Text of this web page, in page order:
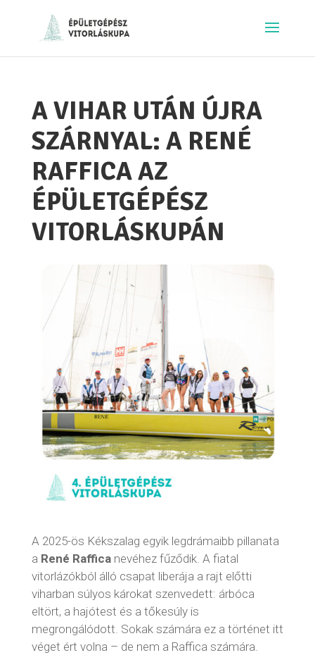
A VIHAR UTÁN ÚJRA
SZÁRNYAL: A RENÉ
RAFFICA AZ
ÉPÜLETGÉPÉSZ
VITORLÁSKUPÁN
A 2025-ös Kékszalag egyik legdrámaibb pillanata
a René Rafficanevéhez fűződik. A fiatal
vitorlázókból álló csapat liberája a rajt előtti
viharban súlyos károkat szenvedett: árbóca
eltört, a hajótest és a tőkesúly is
megrongálódott. Sokak számára ez a történet itt
véget ért volna – de nem a Raffica számára.